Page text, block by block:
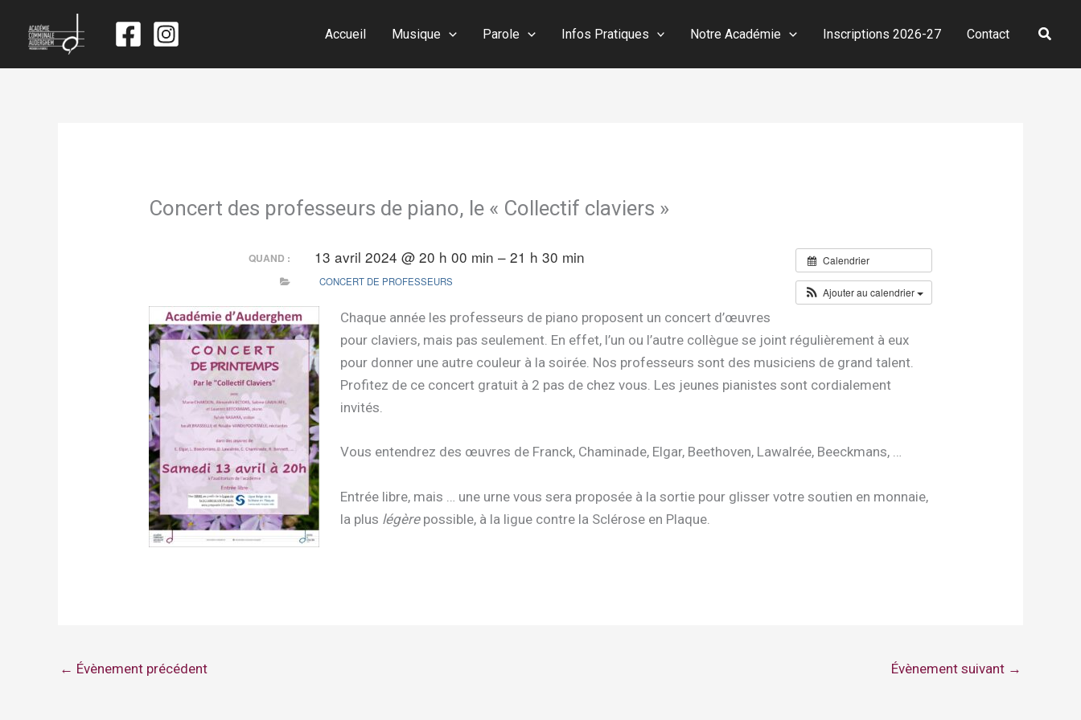
Accueil Musique Parole Infos Pratiques Notre Académie Inscriptions 2026-27 Contact
Concert des professeurs de piano, le « Collectif claviers »
Calendrier
Ajouter au calendrier
QUAND : 13 avril 2024 @ 20 h 00 min – 21 h 30 min
CONCERT DE PROFESSEURS
Chaque année les professeurs de piano proposent un concert d’œuvres
pour claviers, mais pas seulement. En effet, l’un ou l’autre collègue se joint régulièrement à eux
pour donner une autre couleur à la soirée. Nos professeurs sont des musiciens de grand talent.
Profitez de ce concert gratuit à 2 pas de chez vous. Les jeunes pianistes sont cordialement
invités.
Vous entendrez des œuvres de Franck, Chaminade, Elgar, Beethoven, Lawalrée, Beeckmans, …
Entrée libre, mais … une urne vous sera proposée à la sortie pour glisser votre soutien en monnaie,
la plus légèrepossible, à la ligue contre la Sclérose en Plaque.
← Évènement précédent Évènement suivant →